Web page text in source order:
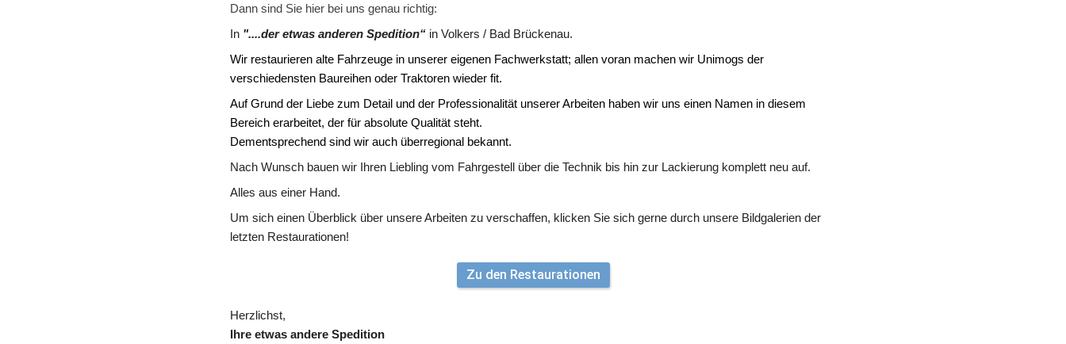
Dann sind Sie hier bei uns genau richtig:
In "....der etwas anderen Spedition“ in Volkers / Bad Brückenau.
Wir restaurieren alte Fahrzeuge in unserer eigenen Fachwerkstatt; allen voran machen wir Unimogs der
verschiedensten Baureihen oder Traktoren wieder fit.
Auf Grund der Liebe zum Detail und der Professionalität unserer Arbeiten haben wir uns einen Namen in diesem
Bereich erarbeitet, der für absolute Qualität steht.
Dementsprechend sind wir auch überregional bekannt.
Nach Wunsch bauen wir Ihren Liebling vom Fahrgestell über die Technik bis hin zur Lackierung komplett neu auf.
Alles aus einer Hand.
Um sich einen Überblick über unsere Arbeiten zu verschaffen, klicken Sie sich gerne durch unsere Bildgalerien der
letzten Restaurationen!
Zu den Restaurationen
Herzlichst,
Ihre etwas andere Spedition